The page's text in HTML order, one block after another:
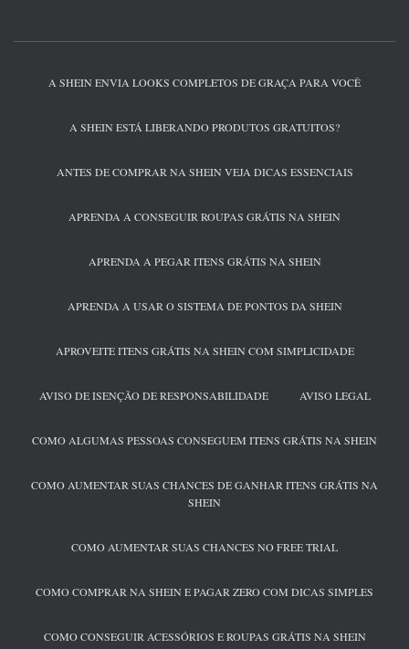
A SHEIN ENVIA LOOKS COMPLETOS DE GRAÇA PARA VOCÊ
A SHEIN ESTÁ LIBERANDO PRODUTOS GRATUITOS?
ANTES DE COMPRAR NA SHEIN VEJA DICAS ESSENCIAIS
APRENDA A CONSEGUIR ROUPAS GRÁTIS NA SHEIN
APRENDA A PEGAR ITENS GRÁTIS NA SHEIN
APRENDA A USAR O SISTEMA DE PONTOS DA SHEIN
APROVEITE ITENS GRÁTIS NA SHEIN COM SIMPLICIDADE
AVISO DE ISENÇÃO DE RESPONSABILIDADE AVISO LEGAL
COMO ALGUMAS PESSOAS CONSEGUEM ITENS GRÁTIS NA SHEIN
COMO AUMENTAR SUAS CHANCES DE GANHAR ITENS GRÁTIS NA
SHEIN
COMO AUMENTAR SUAS CHANCES NO FREE TRIAL
COMO COMPRAR NA SHEIN E PAGAR ZERO COM DICAS SIMPLES
COMO CONSEGUIR ACESSÓRIOS E ROUPAS GRÁTIS NA SHEIN